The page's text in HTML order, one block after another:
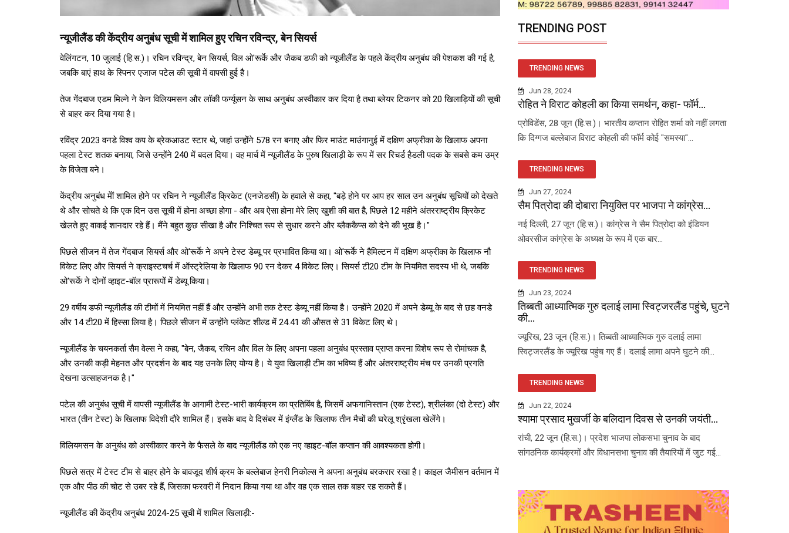
न्यूजीलैंड की केंद्रीय अनुबंध सूची में शामिल हुए रचिन रविन्द्र, बेन सियर्स
वेलिंगटन, 10 जुलाई (हि.स.)। रचिन रविन्द्र, बेन सियर्स, विल ओ'रूर्के और जैकब डफी को न्यूजीलैंड के पहले केंद्रीय अनुबंध की पेशकश की गई है,
जबकि बाएं हाथ के स्पिनर एजाज पटेल की सूची में वापसी हुई है।
तेज गेंदबाज एडम मिल्ने ने केन विलियमसन और लॉकी फर्ग्यूसन के साथ अनुबंध अस्वीकार कर दिया है तथा ब्लेयर टिकनर को 20 खिलाड़ियों की सूची
से बाहर कर दिया गया है।
रविंद्र 2023 वनडे विश्व कप के ब्रेकआउट स्टार थे, जहां उन्होंने 578 रन बनाए और फिर माउंट माउंगानुई में दक्षिण अफ्रीका के खिलाफ अपना
पहला टेस्ट शतक बनाया, जिसे उन्होंने 240 में बदल दिया। वह मार्च में न्यूजीलैंड के पुरुष खिलाड़ी के रूप में सर रिचर्ड हैडली पदक के सबसे कम उम्र
के विजेता बने।
केंद्रीय अनुबंध मेों शामिल होने पर रचिन ने न्यूजीलैंड क्रिकेट (एनजेडसी) के हवाले से कहा, "बड़े होने पर आप हर साल उन अनुबंध सूचियों को देखते
थे और सोचते थे कि एक दिन उस सूची में होना अच्छा होगा - और अब ऐसा होना मेरे लिए खुशी की बात है, पिछले 12 महीने अंतरराष्ट्रीय क्रिकेट
खेलते हुए वाकई शानदार रहे हैं। मैंने बहुत कुछ सीखा है और निश्चित रूप से सुधार करने और ब्लैककैप्स को देने की भूख है।"
पिछले सीजन में तेज गेंदबाज सियर्स और ओ'रूर्के ने अपने टेस्ट डेब्यू पर प्रभावित किया था। ओ'रूर्के ने हैमिल्टन में दक्षिण अफ्रीका के खिलाफ नौ
विकेट लिए और सियर्स ने क्राइस्टचर्च में ऑस्ट्रेलिया के खिलाफ 90 रन देकर 4 विकेट लिए। सियर्स टी20 टीम के नियमित सदस्य भी थे, जबकि
ओ'रूर्के ने दोनों व्हाइट-बॉल प्रारूपों में डेब्यू किया।
29 वर्षीय डफी न्यूजीलैंड की टीमों में नियमित नहीं हैं और उन्होंने अभी तक टेस्ट डेब्यू नहीं किया है। उन्होंने 2020 में अपने डेब्यू के बाद से छह वनडे
और 14 टी20 में हिस्सा लिया है। पिछले सीजन में उन्होंने प्लंकेट शील्ड में 24.41 की औसत से 31 विकेट लिए थे।
न्यूजीलैंड के चयनकर्ता सैम वेल्स ने कहा, "बेन, जैकब, रचिन और विल के लिए अपना पहला अनुबंध प्रस्ताव प्राप्त करना विशेष रूप से रोमांचक है,
और उनकी कड़ी मेहनत और प्रदर्शन के बाद यह उनके लिए योग्य है। ये युवा खिलाड़ी टीम का भविष्य हैं और अंतरराष्ट्रीय मंच पर उनकी प्रगति
देखना उत्साहजनक है।"
पटेल की अनुबंध सूची में वापसी न्यूजीलैंड के आगामी टेस्ट-भारी कार्यक्रम का प्रतिबिंब है, जिसमें अफगानिस्तान (एक टेस्ट), श्रीलंका (दो टेस्ट) और
भारत (तीन टेस्ट) के खिलाफ विदेशी दौरे शामिल हैं। इसके बाद वे दिसंबर में इंग्लैंड के खिलाफ तीन मैचों की घरेलू श्रृंखला खेलेंगे।
विलियमसन के अनुबंध को अस्वीकार करने के फैसले के बाद न्यूजीलैंड को एक नए व्हाइट-बॉल कप्तान की आवश्यकता होगी।
पिछले सत्र में टेस्ट टीम से बाहर होने के बावजूद शीर्ष क्रम के बल्लेबाज हेनरी निकोल्स ने अपना अनुबंध बरकरार रखा है। काइल जैमीसन वर्तमान में
एक और पीठ की चोट से उबर रहे हैं, जिसका फरवरी में निदान किया गया था और वह एक साल तक बाहर रह सकते हैं।
न्यूजीलैंड की केंद्रीय अनुबंध 2024-25 सूची में शामिल खिलाड़ी:-
TRENDING POST
TRENDING NEWS
Jun 28, 2024
रोहित ने विराट कोहली का किया समर्थन, कहा- फॉर्म...
प्रोविडेंस, 28 जून (हि.स.)। भारतीय कप्तान रोहित शर्मा को नहीं लगता
कि दिग्गज बल्लेबाज विराट कोहली की फॉर्म कोई "समस्या"...
TRENDING NEWS
Jun 27, 2024
सैम पित्रोदा की दोबारा नियुक्ति पर भाजपा ने कांग्रेस...
नई दिल्ली, 27 जून (हि.स.)। कांग्रेस ने सैम पित्रोदा को इंडियन
ओवरसीज कांग्रेस के अध्यक्ष के रूप में एक बार...
TRENDING NEWS
Jun 23, 2024
तिब्बती आध्यात्मिक गुरु दलाई लामा स्विट्जरलैंड पहुंचे, घुटने
की...
ज्यूरिख, 23 जून (हि.स.)। तिब्बती आध्यात्मिक गुरु दलाई लामा
स्विट्जरलैंड के ज्यूरिख पहुंच गए हैं। दलाई लामा अपने घुटने की...
TRENDING NEWS
Jun 22, 2024
श्यामा प्रसाद मुखर्जी के बलिदान दिवस से उनकी जयंती...
रांची, 22 जून (हि.स.)। प्रदेश भाजपा लोकसभा चुनाव के बाद
सांगठनिक कार्यक्रमों और विधानसभा चुनाव की तैयारियों में जुट गई...